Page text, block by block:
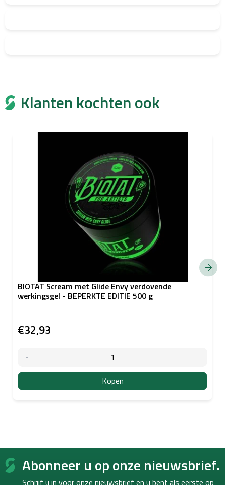
Klanten kochten ook
BIOTAT Scream met Glide Envy verdovende
werkingsgel - BEPERKTE EDITIE 500 g
€32,93
Kopen
F
Abonneer u op onze nieuwsbrief.
Schrijf u in voor onze nieuwsbrief en u bent als eerste op